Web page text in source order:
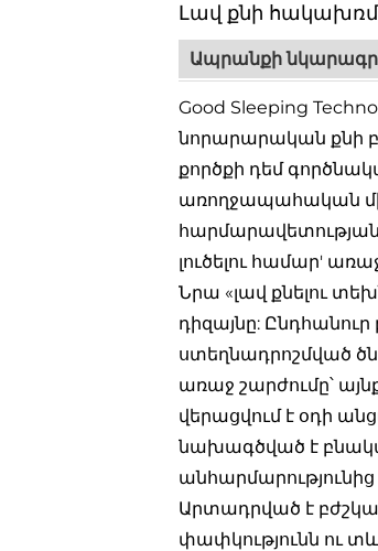
Լավ քնի
Ապրանքի
Good Sleeping
նորարարական քնի
քործքի դեմ
առողջապահական
լուծելու համար'
Նրա «լավ քնելու
դիզայնը:
ստեղնադրոշմված
առաջ շարժումը՝
վերացվում է օդի
նախագծված է
անհարմարությունից
Արտադրված է
փափկությունն ու